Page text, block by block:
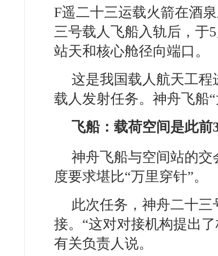
F遥二十三运载火箭在酒
三号载人飞船入轨后，于
站天和核心舱径向端口。
这是我国载人航天工程
载人发射任务。神舟飞船
飞船：载荷空间是此前
神舟飞船与空间站的交
度要求堪比“万里穿针”。
此次任务，神舟二十
接。“这对对接机构提出
有关负责人说。